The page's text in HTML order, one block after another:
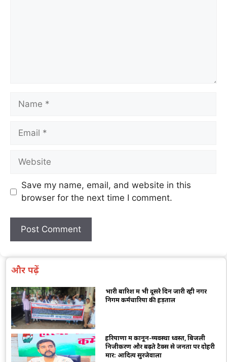
Save my name, email, and website in this
browser for the next time I comment.
और पढ़ें
भारी बारिश में भी दूसरे दिन जारी रही नगर
निगम कर्मचारियों की हड़ताल
हरियाणा में कानून-व्यवस्था ध्वस्त, बिजली
निजीकरण और बढ़ते टैक्स से जनता पर दोहरी
मार: आदित्य सुरजेवाला